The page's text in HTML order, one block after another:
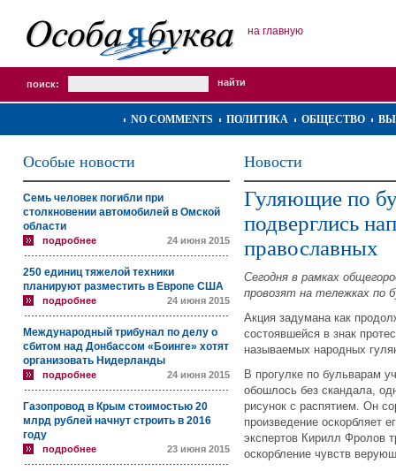
на главную
поиск:
NO COMMENTS ПОЛИТИКА ОБЩЕСТВО
Особые новости
Семь человек погибли при
столкновении автомобилей в Омской
области
подробнее 24 июня 2015
250 единиц тяжелой техники
планируют разместить в Европе США
подробнее 24 июня 2015
Международный трибунал по делу о
сбитом над Донбассом «Боинге» хотят
организовать Нидерланды
подробнее 24 июня 2015
Газопровод в Крым стоимостью 20
млрд рублей начнут строить в 2016
году
подробнее 23 июня 2015
Новости
Гуляющие по
подверглись
православных
Сегодня в рамках
провозят на тележках по
Акция задумана как
состоявшейся в знак
называемых народных
В прогулке по бульварам
обошлось без скандала,
рисунок с распятием. Он
произведение оскорбляет
экспертов Кирилл Фролов
оскорбление чувств